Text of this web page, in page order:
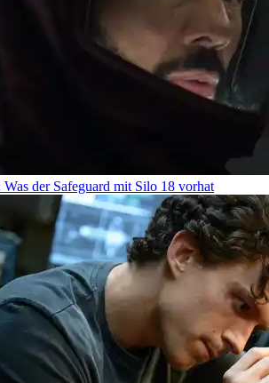
der Safeguard mit Silo 18 vorhat